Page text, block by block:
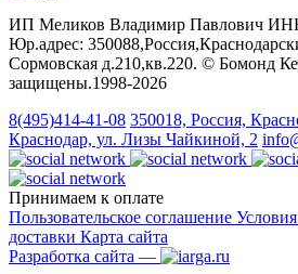
ИП Меликов Владимир Павлович
Юр.адрес:
Сормовская д.210,кв.220. © Бомонд
защищены.1998‑2026
8(495)414-41-08 350018, Россия,
Краснодар, ул. Лизы Чайкиной, 2
Принимаем к оплате
Пользовательское соглашение
доставки Карта сайта
Разработка сайта —